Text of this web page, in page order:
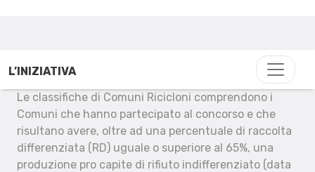
L’INIZIATIVA
Le classifiche di Comuni Ricicloni comprendono i
Comuni che hanno partecipato al concorso e che
risultano avere, oltre ad una percentuale di raccolta
differenziata (RD) uguale o superiore al 65%, una
produzione pro capite di rifiuto indifferenziato (data